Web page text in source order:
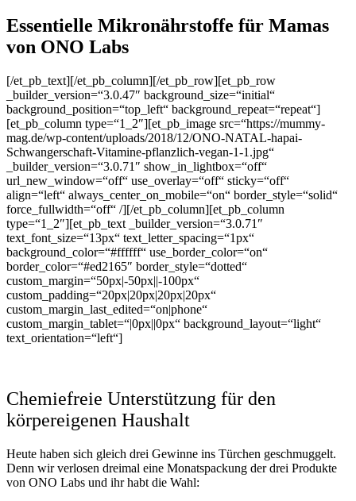
Essentielle Mikronährstoffe für Mamas
von ONO Labs
[/et_pb_text][/et_pb_column][/et_pb_row][et_pb_row
_builder_version=“3.0.47″ background_size=“initial“
background_position=“top_left“ background_repeat=“repeat“]
[et_pb_column type=“1_2″][et_pb_image src=“https://mummy-
mag.de/wp-content/uploads/2018/12/ONO-NATAL-hapai-
Schwangerschaft-Vitamine-pflanzlich-vegan-1-1.jpg“
_builder_version=“3.0.71″ show_in_lightbox=“off“
url_new_window=“off“ use_overlay=“off“ sticky=“off“
align=“left“ always_center_on_mobile=“on“ border_style=“solid“
force_fullwidth=“off“ /][/et_pb_column][et_pb_column
type=“1_2″][et_pb_text _builder_version=“3.0.71″
text_font_size=“13px“ text_letter_spacing=“1px“
background_color=“#ffffff“ use_border_color=“on“
border_color=“#ed2165″ border_style=“dotted“
custom_margin=“50px|-50px||-100px“
custom_padding=“20px|20px|20px|20px“
custom_margin_last_edited=“on|phone“
custom_margin_tablet=“|0px||0px“ background_layout=“light“
text_orientation=“left“]
Chemiefreie Unterstützung für den
körpereigenen Haushalt
Heute haben sich gleich drei Gewinne ins Türchen geschmuggelt.
Denn wir verlosen dreimal eine Monatspackung der drei Produkte
von ONO Labs und ihr habt die Wahl: